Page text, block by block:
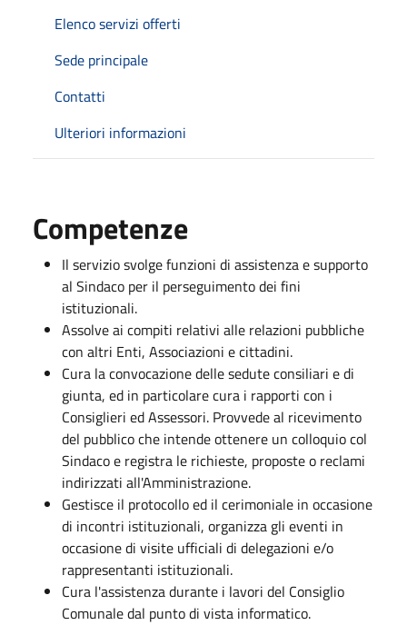
Elenco servizi offerti
Sede principale
Contatti
Ulteriori informazioni
Competenze
Il servizio svolge funzioni di assistenza e supporto
al Sindaco per il perseguimento dei fini
istituzionali.
Assolve ai compiti relativi alle relazioni pubbliche
con altri Enti, Associazioni e cittadini.
Cura la convocazione delle sedute consiliari e di
giunta, ed in particolare cura i rapporti con i
Consiglieri ed Assessori. Provvede al ricevimento
del pubblico che intende ottenere un colloquio col
Sindaco e registra le richieste, proposte o reclami
indirizzati all'Amministrazione.
Gestisce il protocollo ed il cerimoniale in occasione
di incontri istituzionali, organizza gli eventi in
occasione di visite ufficiali di delegazioni e/o
rappresentanti istituzionali.
Cura l'assistenza durante i lavori del Consiglio
Comunale dal punto di vista informatico.